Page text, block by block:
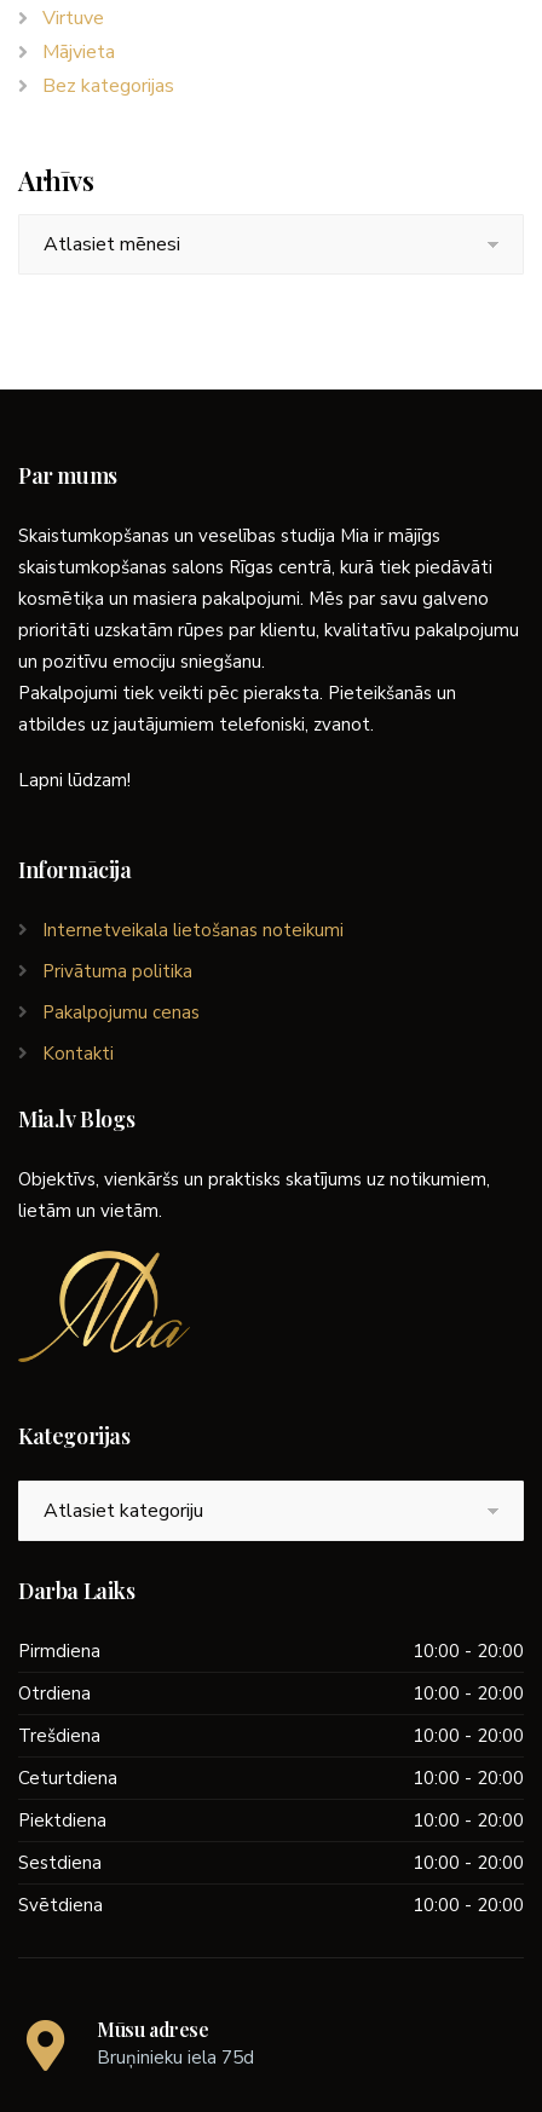
Virtuve
Mājvieta
Bez kategorijas
Arhīvs
Par mums
Skaistumkopšanas un veselības studija Mia ir mājīgs
skaistumkopšanas salons Rīgas centrā, kurā tiek piedāvāti
kosmētiķa un masiera pakalpojumi. Mēs par savu galveno
prioritāti uzskatām rūpes par klientu, kvalitatīvu pakalpojumu
un pozitīvu emociju sniegšanu.
Pakalpojumi tiek veikti pēc pieraksta. Pieteikšanās un
atbildes uz jautājumiem telefoniski, zvanot.
Lapni lūdzam!
Informācija
Internetveikala lietošanas noteikumi
Privātuma politika
Pakalpojumu cenas
Kontakti
Mia.lv Blogs
Objektīvs, vienkāršs un praktisks skatījums uz notikumiem,
lietām un vietām.
Kategorijas
Darba Laiks
Pirmdiena
10:00 - 20:00
Otrdiena
10:00 - 20:00
Trešdiena
10:00 - 20:00
Ceturtdiena
10:00 - 20:00
Piektdiena
10:00 - 20:00
Sestdiena
10:00 - 20:00
Svētdiena
10:00 - 20:00
Mūsu adrese
Bruņinieku iela 75d